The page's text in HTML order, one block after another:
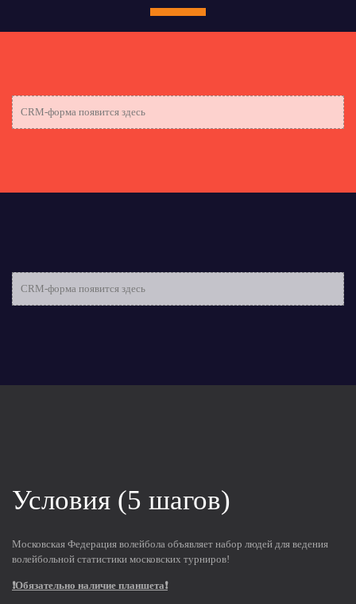
CRM-форма появится здесь
CRM-форма появится здесь
Условия (5 шагов)
Московская Федерация волейбола объявляет набор людей для ведения
волейбольной статистики московских турниров!
❗Обязательно наличие планшета❗